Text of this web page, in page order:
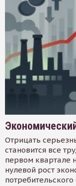
Отрицать
становится все
первом квартале
нулевой рост